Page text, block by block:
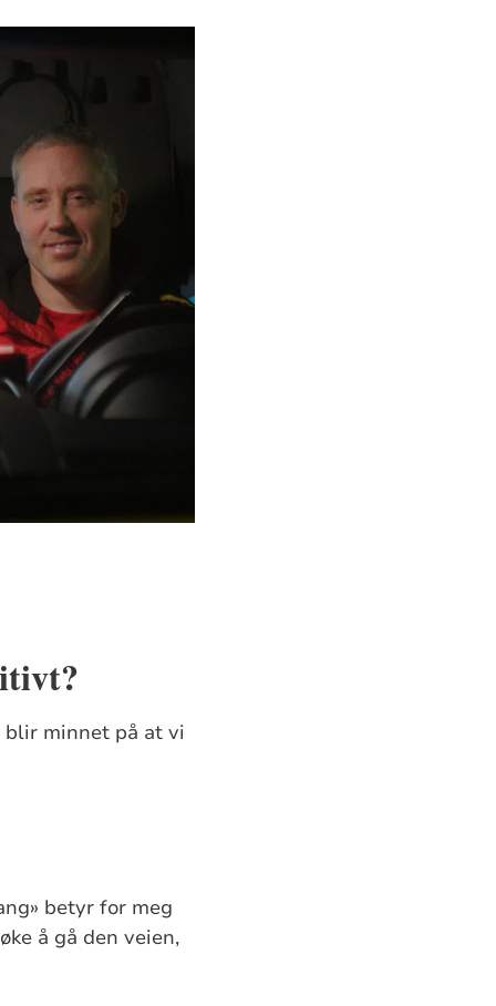
minnet på at vi
betyr for meg
å gå den veien,